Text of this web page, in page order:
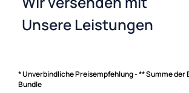
Zahlungsarten
* Unverbindliche Preisempfehlung - ** Summe der
Bundle